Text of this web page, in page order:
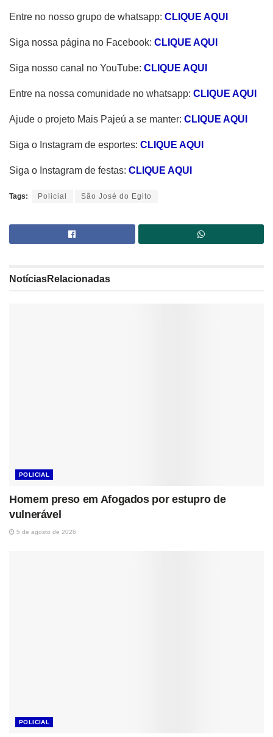
Entre no nosso grupo de whatsapp: CLIQUE AQUI
Siga nossa página no Facebook: CLIQUE AQUI
Siga nosso canal no YouTube: CLIQUE AQUI
Entre na nossa comunidade no whatsapp: CLIQUE AQUI
Ajude o projeto Mais Pajeú a se manter: CLIQUE AQUI
Siga o Instagram de esportes: CLIQUE AQUI
Siga o Instagram de festas: CLIQUE AQUI
Tags: Policial São José do Egito
NotíciasRelacionadas
POLICIAL
Homem preso em Afogados por estupro de
vulnerável
5 de agosto de 2026
POLICIAL